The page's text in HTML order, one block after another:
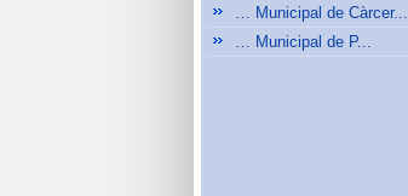
… Municipal de Càrcer...
… Municipal de P...